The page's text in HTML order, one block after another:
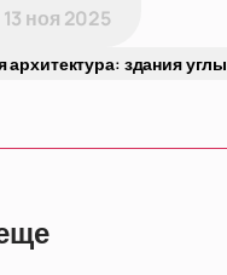
13 ноя 2025
здания углы